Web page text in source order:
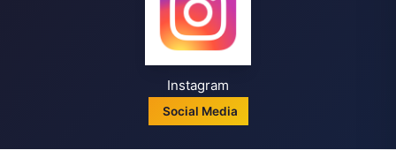
Instagram
Social Media